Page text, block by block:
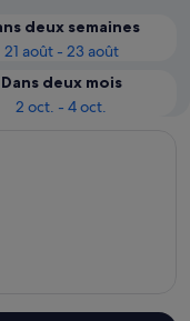
deux semaines
21 août - 23 août
Dans deux mois
2 oct. - 4 oct.